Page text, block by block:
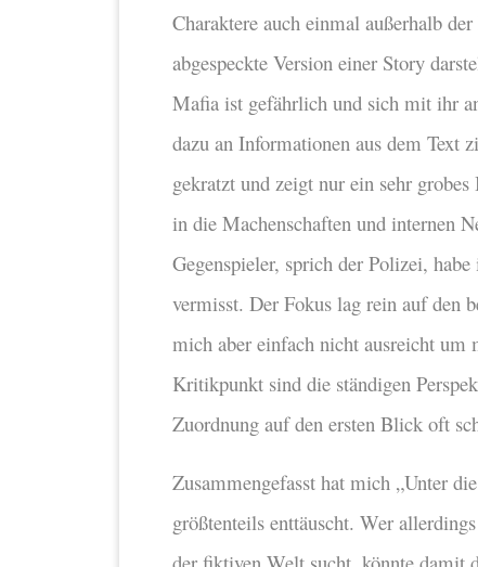
Charaktere auch einmal außerhalb
abgespeckte Version einer Story
Mafia ist gefährlich und sich mit ihr
dazu an Informationen aus dem Text
gekratzt und zeigt nur ein sehr
in die Machenschaften und internen
Gegenspieler, sprich der Polizei,
vermisst. Der Fokus lag rein auf den
mich aber einfach nicht ausreicht um
Kritikpunkt sind die ständigen
Zuordnung auf den ersten Blick oft
Zusammengefasst hat mich „Unter
größtenteils enttäuscht. Wer